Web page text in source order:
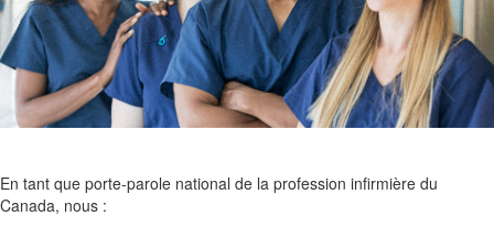
En tant que porte-parole national de la profession infirmière du
Canada, nous :